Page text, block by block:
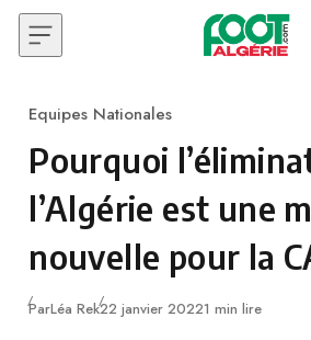
Skip to content
Category
Equipes Nationales
Pourquoi
l’Algérie est une
nouvelle pour la
ParLéa RekPublié
22 janvier 20221 min lire